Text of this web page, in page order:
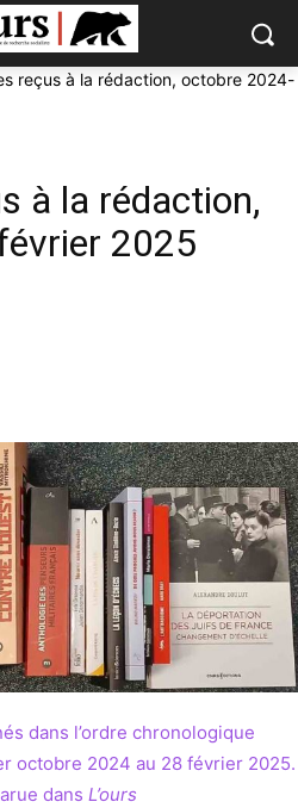
reçus à la rédaction, octobre 2024-
à la rédaction,
2025
dans l’ordre chronologique
octobre 2024 au 28 février 2025.
dans L’ours